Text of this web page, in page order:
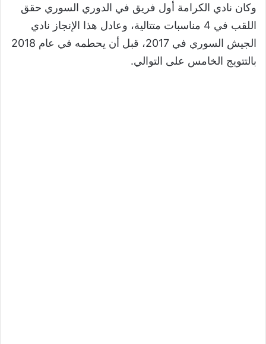
وكان نادي الكرامة أول فريق في الدوري السوري حقق
اللقب في 4 مناسبات متتالية، وعادل هذا الإنجاز نادي
الجيش السوري في 2017، قبل أن يحطمه في عام 2018
بالتتويج الخامس على التوالي.